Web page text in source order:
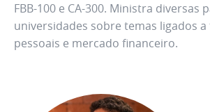
FBB-100 e CA-300. Ministra diversas
universidades sobre temas ligados a
pessoais e mercado financeiro.